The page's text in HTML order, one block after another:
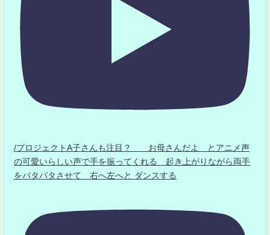
/プロジェクトA子さんも注目？ お母さんだよ とアニメ声
の可愛いらしい声で手を振ってくれる 起き上がりながら両手
をパタパタさせて 右へ左へと ダンスする